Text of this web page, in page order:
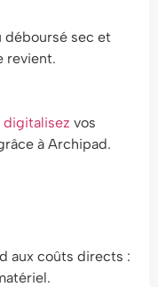
déboursé sec et
revient.
digitalisez vos
à Archipad.
aux coûts directs :